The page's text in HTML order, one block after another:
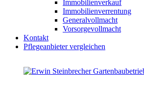
Immobilienverkauf
Immobilienverrentung
Generalvollmacht
Vorsorgevollmacht
Kontakt
Pflegeanbieter vergleichen